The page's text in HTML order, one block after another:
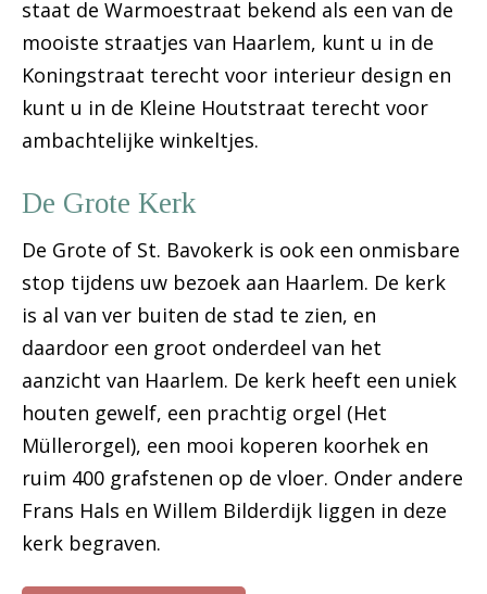
staat de Warmoestraat bekend als een van de
mooiste straatjes van Haarlem, kunt u in de
Koningstraat terecht voor interieur design en
kunt u in de Kleine Houtstraat terecht voor
ambachtelijke winkeltjes.
De Grote Kerk
De Grote of St. Bavokerk is ook een onmisbare
stop tijdens uw bezoek aan Haarlem. De kerk
is al van ver buiten de stad te zien, en
daardoor een groot onderdeel van het
aanzicht van Haarlem. De kerk heeft een uniek
houten gewelf, een prachtig orgel (Het
Müllerorgel), een mooi koperen koorhek en
ruim 400 grafstenen op de vloer. Onder andere
Frans Hals en Willem Bilderdijk liggen in deze
kerk begraven.